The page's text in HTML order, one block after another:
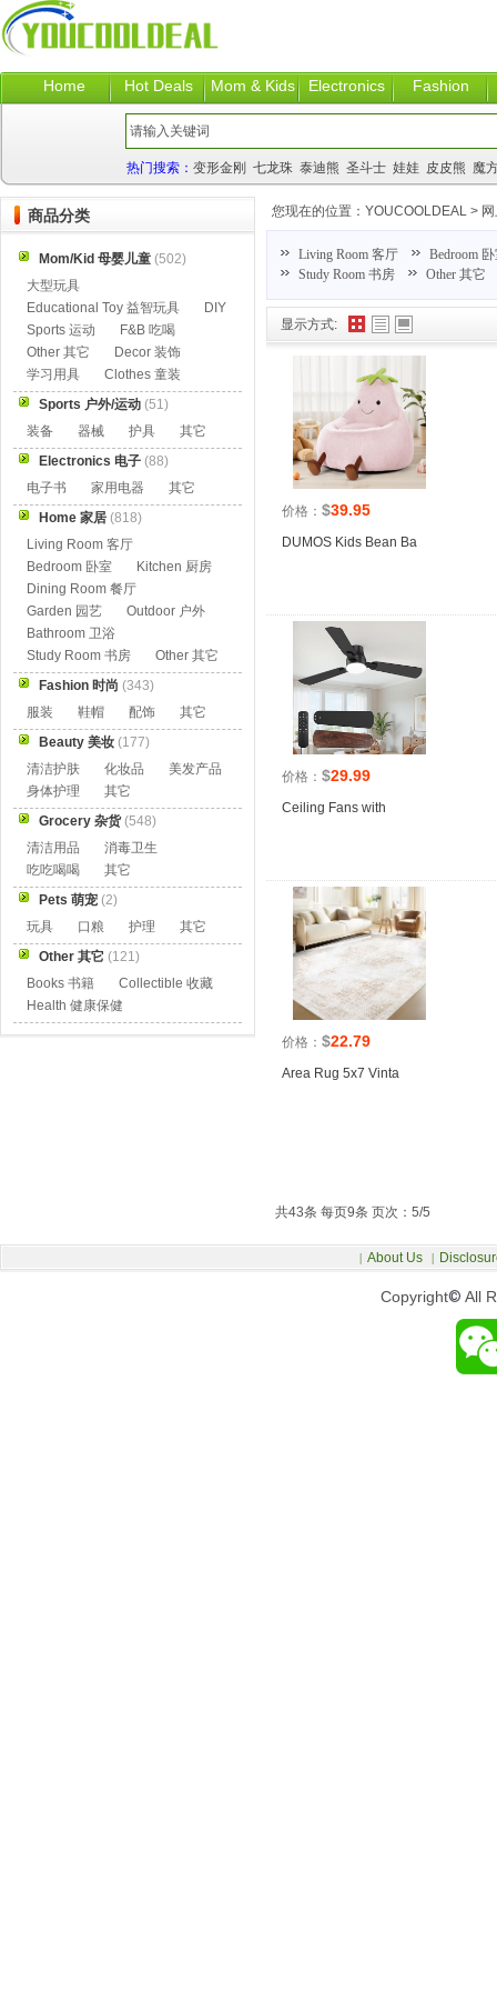
Home Hot Deals Mom & Kids Electronics Fashion
热门搜索： 变形金刚 七龙珠 泰迪熊 圣斗士 娃娃 皮皮熊 魔
显示方式:
价格： $39.95
DUMOS Kids Bean Ba
价格： $29.99
Ceiling Fans with
价格： $22.79
Area Rug 5x7 Vinta
共43条 每页9条 页次：5/5
您现在的位置： YOUCOOLDEAL >
Living Room 客厅
Bedroom
Study Room 书房
Other 其它
商品分类
Mom/Kid 母婴儿童 (502)
大型玩具
Educational Toy 益智玩具
DIY
Sports 运动
F&B 吃喝
Other 其它
Decor 装饰
学习用具
Clothes 童装
Sports 户外/运动 (51)
装备
器械 护具
其它
Electronics 电子 (88)
电子书
家用电器
其它
Home 家居 (818)
Living Room 客厅
Bedroom 卧室
Kitchen 厨房
Dining Room 餐厅
Garden 园艺
Outdoor 户外
Bathroom 卫浴
Study Room 书房
Other 其它
Fashion 时尚 (343)
服装
鞋帽 配饰
其它
Beauty 美妆 (177)
清洁护肤
化妆品
美发产品
身体护理
其它
Grocery 杂货(548)
清洁用品
消毒卫生
吃吃喝喝
其它
Pets 萌宠 (2)
玩具
口粮 护理
其它
Other 其它 (121)
Books 书籍
Collectible 收藏
Health 健康保健
Copyright© All
| About Us |